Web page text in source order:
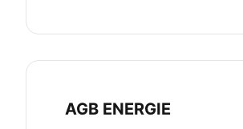
AGB ENERGIE